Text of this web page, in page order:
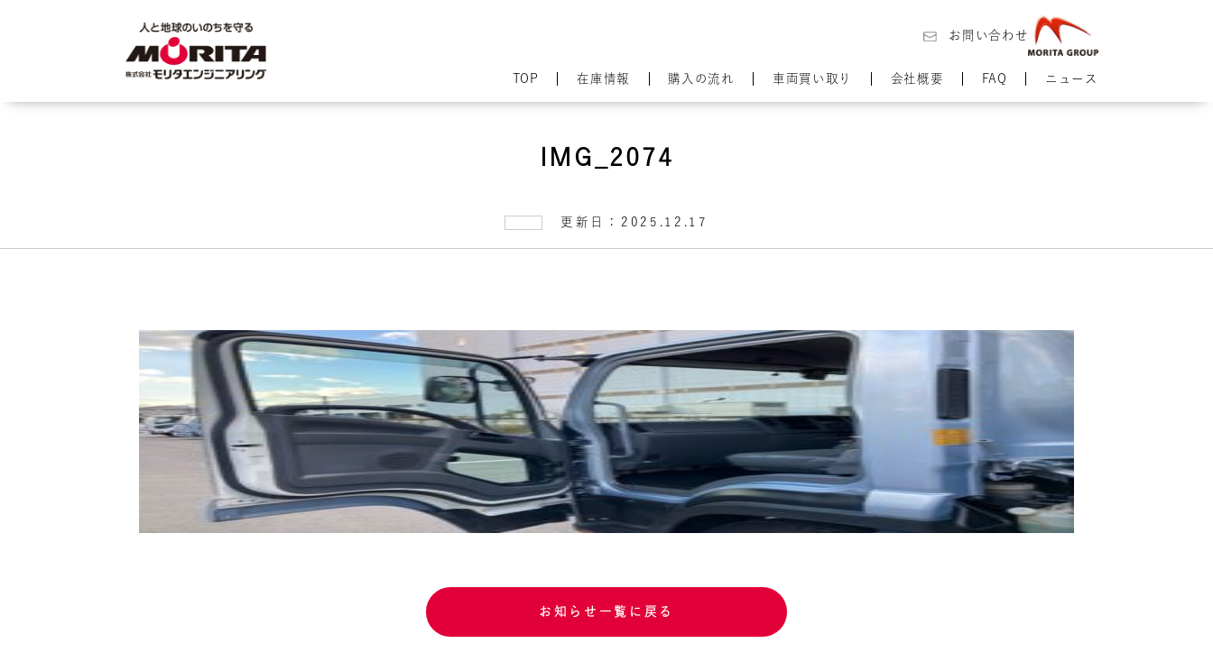
お問い合わせ
TOP 在庫情報 購入の流れ 車両買い取り 会社概要 FAQ ニュース
IMG_2074
更新日：2025.12.17
お知らせ一覧に戻る